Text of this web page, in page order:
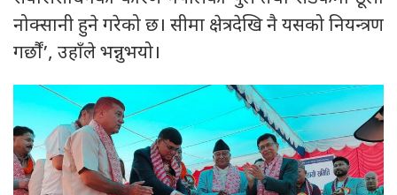
नोक्सानी हुने गरेको छ। सीमा क्षेत्रदेखि नै यसको नियन्त्रण
गर्छौं’, उहाँले भन्नुभयो।